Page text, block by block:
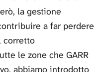
la gestione
a far perdere
corretto
le zone che GARR
abbiamo introdotto